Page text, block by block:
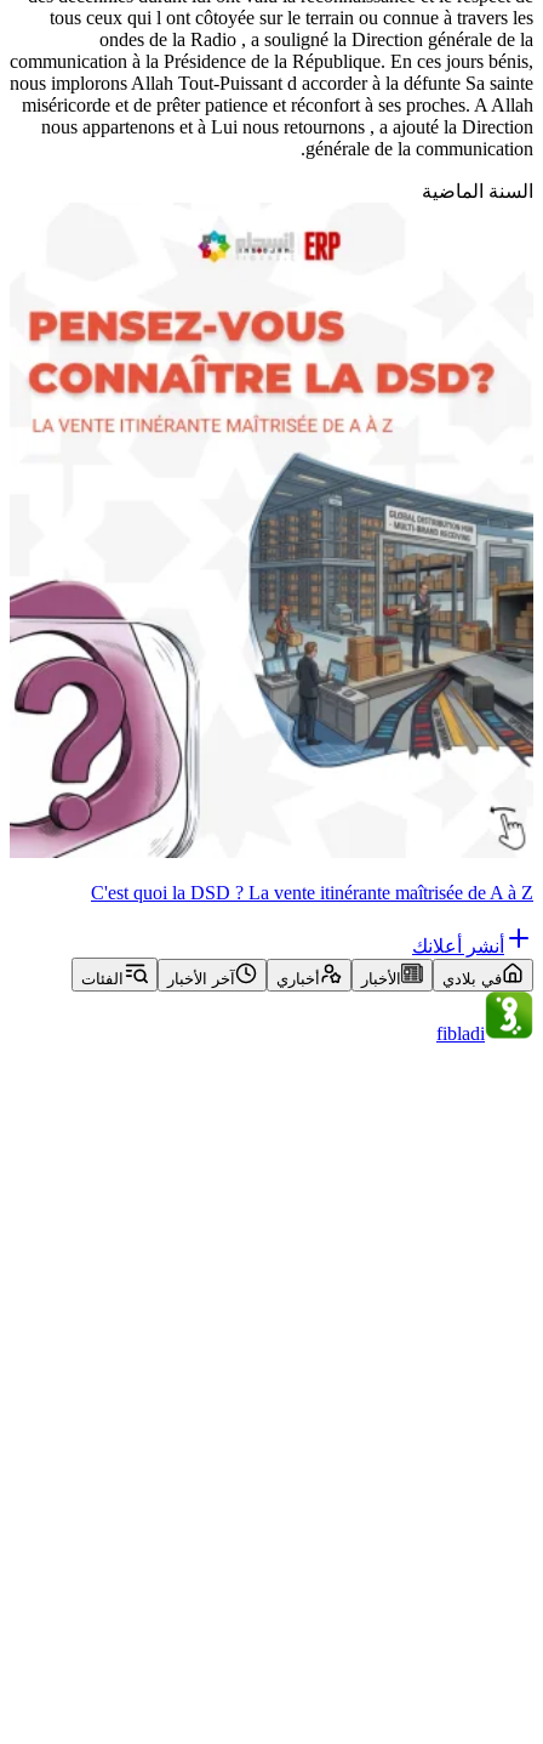
tous ceux qui l ont côtoyée sur le terrain ou connue à travers les
ondes de la Radio , a souligné la Direction générale de la
communication à la Présidence de la République. En ces jours bénis,
nous implorons Allah Tout-Puissant d accorder à la défunte Sa sainte
miséricorde et de prêter patience et réconfort à ses proches. A Allah
nous appartenons et à Lui nous retournons , a ajouté la Direction
générale de la communication.
السنة الماضية
C'est quoi la DSD ? La vente itinérante maîtrisée de A à Z
أنشر أعلانك
في بلادي الأخبار أخباري آخر الأخبار الفئات
fibladi